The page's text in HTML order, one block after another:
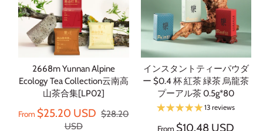
2668m Yunnan Alpine
Ecology Tea Collection云南高
山茶合集[LP02]
From $25.20 USD $28.20
USD
インスタントティーパウダ
ー $0.4 杯 紅茶 緑茶 烏龍茶
プーアル茶 0.5g*80
13 reviews
From $10.48 USD